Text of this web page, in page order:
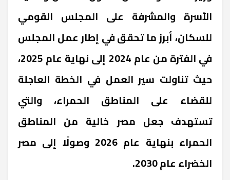
الأسرة والمشرفة على المجلس القومي
للسكان، أبرز ما تحقق في إطار عمل المجلس
في الفترة من عام 2024 إلى نهاية عام 2025،
حيث تناولت سير العمل في الخطة العاجلة
للقضاء على المناطق الحمراء، والتي
تستهدف جعل مصر خالية من المناطق
الحمراء بنهاية عام 2026 وصولًا إلى مصر
الخضراء عام 2030
.